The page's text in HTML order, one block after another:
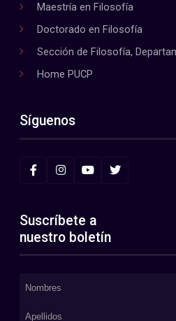
Maestría en Filosofía
Doctorado en Filosofía
Sección de Filosofía,
Home PUCP
Síguenos
Suscríbete a
nuestro boletín